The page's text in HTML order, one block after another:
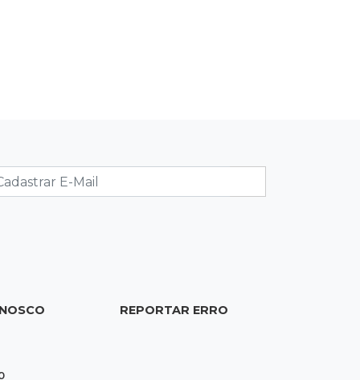
Após chuva, despedida do "sextou" é
com pôr do sol que parece fogo
REPORTAR ERRO